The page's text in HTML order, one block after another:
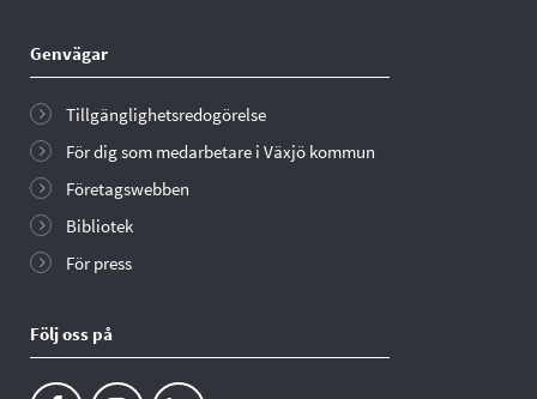
Genvägar
Tillgänglighetsredogörelse
För dig som medarbetare i Växjö kommun
Företagswebben
Bibliotek
För press
Följ oss på